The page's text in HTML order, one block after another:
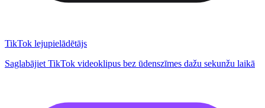
TikTok lejupielādētājs
Saglabājiet TikTok videoklipus bez ūdenszīmes dažu sekunžu laikā